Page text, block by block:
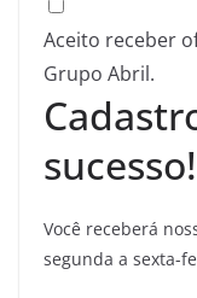
Aceito receber
Grupo Abril.
sucesso!
Você receberá
segunda a sexta-